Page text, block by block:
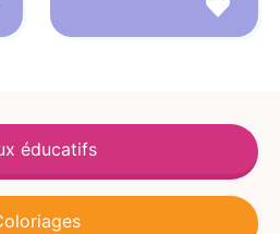
éducatifs